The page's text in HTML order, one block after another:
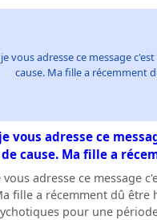
vous adresse ce message
cause. Ma fille a récemment
vous adresse ce
cause. Ma fille a
vous adresse ce message
fille a récemment dû être
pour une